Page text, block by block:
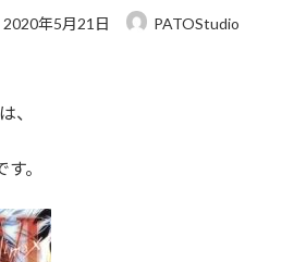
最
日
2020年5月21日 PATOStudio
、
。